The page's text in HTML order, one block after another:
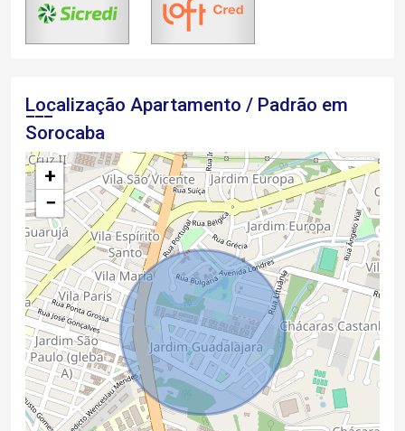
Localização Apartamento / Padrão em
Sorocaba
+
−